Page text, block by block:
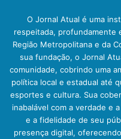
O Jornal Atual é uma
respeitada, profundamente
Região Metropolitana e da
sua fundação, o Jornal
comunidade, cobrindo uma
política local e estadual até
esportes e cultura. Sua
inabalável com a verdade e
e a fidelidade de seu
presença digital,